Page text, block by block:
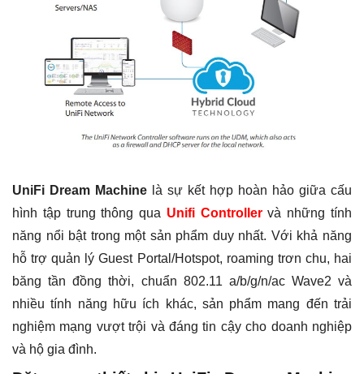
UniFi Dream Machine là sự kết hợp hoàn hảo giữa cấu
hình tập trung thông qua Unifi Controllervà những tính
năng nổi bật trong một sản phẩm duy nhất. Với khả năng
hỗ trợ quản lý Guest Portal/Hotspot, roaming trơn chu, hai
băng tần đồng thời, chuẩn 802.11 a/b/g/n/ac Wave2 và
nhiều tính năng hữu ích khác, sản phẩm mang đến trải
nghiệm mạng vượt trội và đáng tin cậy cho doanh nghiệp
và hộ gia đình.